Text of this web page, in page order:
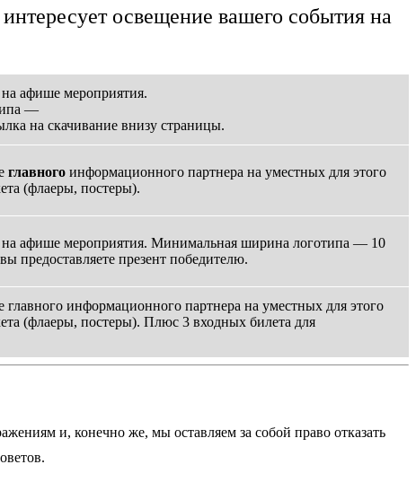
освещение вашего события на
афише мероприятия.
—
на скачивание внизу страницы.
главного информационного партнера на уместных для этого
(флаеры, постеры).
афише мероприятия. Минимальная ширина логотипа — 10
предоставляете презент победителю.
главного информационного партнера на уместных для этого
(флаеры, постеры). Плюс 3 входных билета для
и, конечно же, мы оставляем за собой право отказать